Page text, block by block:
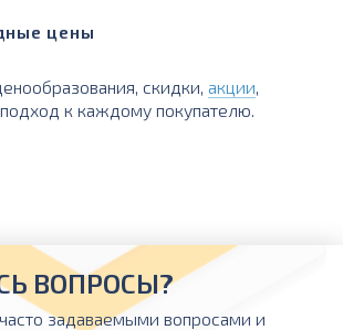
цены
скидки, акции,
к каждому покупателю.
ВОПРОСЫ?
задаваемыми вопросами и